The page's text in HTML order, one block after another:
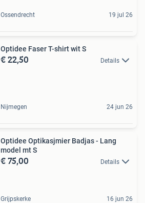
Ossendrecht 19 jul 26
Optidee Faser T-shirt wit S
€ 22,50 Details
Nijmegen 24 jun 26
Optidee Optikasjmier Badjas - Lang
model mt S
€ 75,00 Details
Grijpskerke 16 jun 26